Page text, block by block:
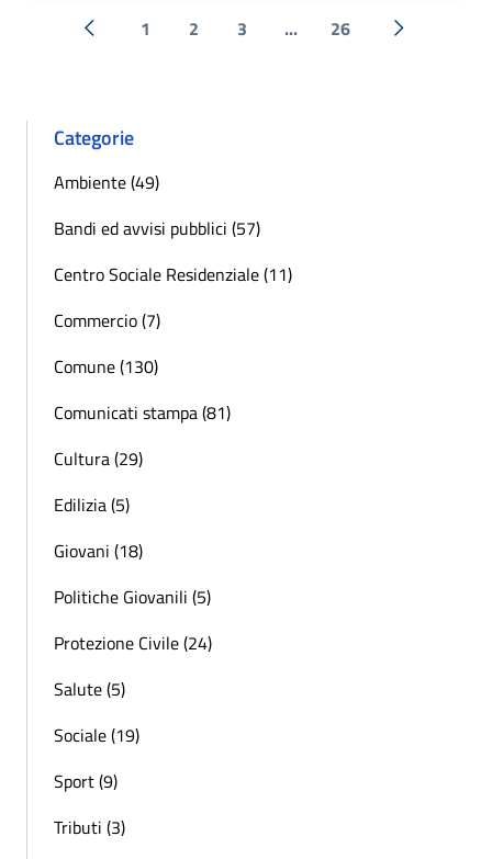
« Precedente
1 2 3 ... 26 Successiva
Categorie
Ambiente (49)
Bandi ed avvisi pubblici (57)
Centro Sociale Residenziale (11)
Commercio (7)
Comune (130)
Comunicati stampa (81)
Cultura (29)
Edilizia (5)
Giovani (18)
Politiche Giovanili (5)
Protezione Civile (24)
Salute (5)
Sociale (19)
Sport (9)
Tributi (3)